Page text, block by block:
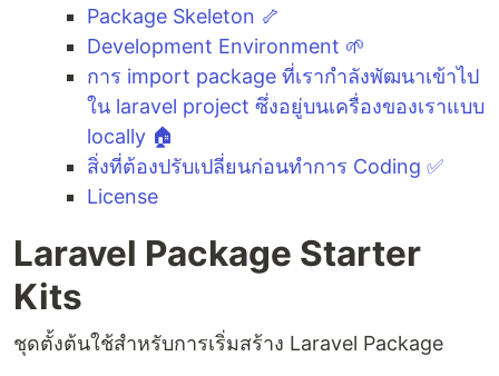
Package Skeleton 🦴
Development Environment 🌱
การ import package ที่เรากำลังพัฒนาเข้าไป
ใน laravel project ซึ่งอยู่บนเครื่องของเราแบบ
locally 🏠
สิ่งที่ต้องปรับเปลี่ยนก่อนทำการ Coding ✅
License
Laravel Package Starter
Kits
ชุดตั้งต้นใช้สำหรับการเริ่มสร้าง Laravel Package